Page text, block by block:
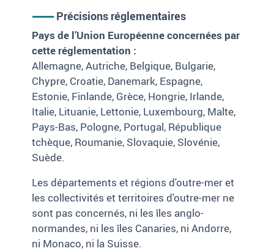
Précisions réglementaires
Pays de l’Union Européenne concernées par
cette réglementation :
Allemagne, Autriche, Belgique, Bulgarie,
Chypre, Croatie, Danemark, Espagne,
Estonie, Finlande, Grèce, Hongrie, Irlande,
Italie, Lituanie, Lettonie, Luxembourg, Malte,
Pays-Bas, Pologne, Portugal, République
tchèque, Roumanie, Slovaquie, Slovénie,
Suède.
Les départements et régions d'outre-mer et
les collectivités et territoires d'outre-mer ne
sont pas concernés, ni les îles anglo-
normandes, ni les îles Canaries, ni Andorre,
ni Monaco, ni la Suisse.